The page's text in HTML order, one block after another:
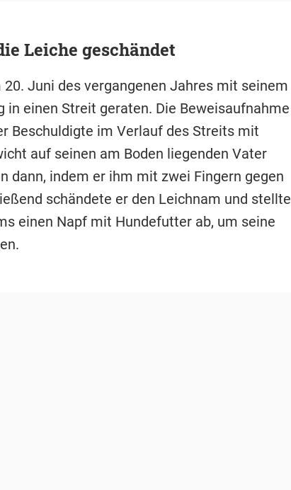
Leiche geschändet
Juni des vergangenen Jahres mit seinem
in einen Streit geraten. Die Beweisaufnahme
Beschuldigte im Verlauf des Streits mit
auf seinen am Boden liegenden Vater
dann, indem er ihm mit zwei Fingern gegen
schändete er den Leichnam und stellte
einen Napf mit Hundefutter ab, um seine